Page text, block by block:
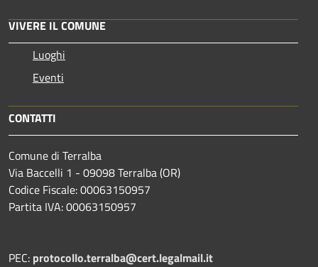
VIVERE IL COMUNE
Luoghi
Eventi
CONTATTI
Comune di Terralba
Via Baccelli 1 - 09098 Terralba (OR)
Codice Fiscale: 00063150957
Partita IVA: 00063150957
PEC: protocollo.terralba@cert.legalmail.it